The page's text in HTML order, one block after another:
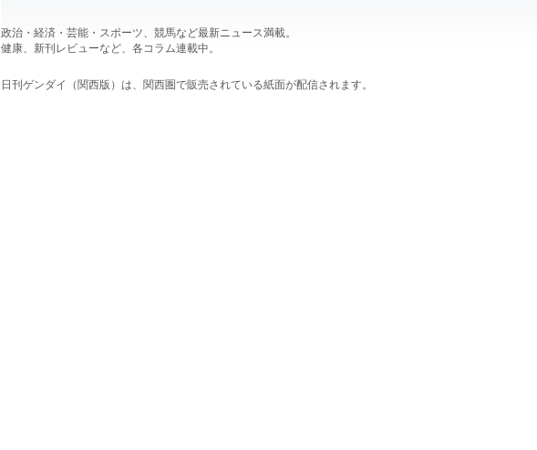
政治・経済・芸能・スポーツ、競馬など最新ニュース満載。
健康、新刊レビューなど、各コラム連載中。
日刊ゲンダイ（関西版）は、関西圏で販売されている紙面が配信されます。